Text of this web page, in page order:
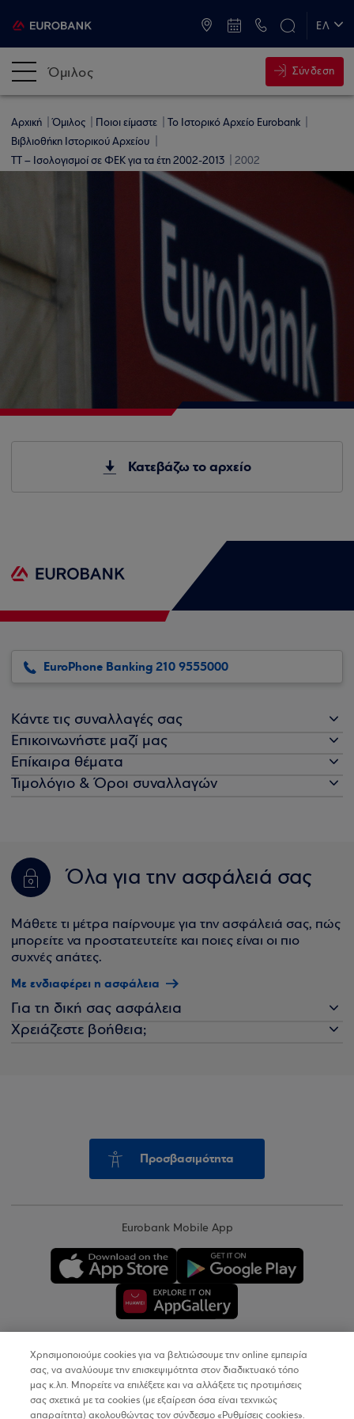
ΕΛ
Όμιλος Σύνδεση
Αρχική Όμιλος Ποιοι είμαστε
Το Ιστορικό Αρχείο Eurobank
Βιβλιοθήκη Ιστορικού Αρχείου
ΤΤ – Ισολογισμοί σε ΦΕΚ για τα έτη 2002-2013
2002
Κατεβάζω το αρχείο
EuroPhone Banking 210 9555000
Κάντε τις συναλλαγές σας
Επικοινωνήστε μαζί μας
Επίκαιρα θέματα
Τιμολόγιο & Όροι συναλλαγών
Όλα για την ασφάλειά σας
Μάθετε τι μέτρα παίρνουμε για την ασφάλειά σας, πώς
μπορείτε να προστατευτείτε και ποιες είναι οι πιο
συχνές απάτες.
Με ενδιαφέρει η ασφάλεια
Για τη δική σας ασφάλεια
Χρειάζεστε βοήθεια;
Προσβασιμότητα
Eurobank Mobile App
Copyright © 2026
Όροι Χρήσης
Χρησιμοποιούμε cookies για να βελτιώσουμε την online εμπειρία
σας, να αναλύουμε την επισκεψιμότητα στον διαδικτυακό τόπο
μας κ.λπ. Μπορείτε να επιλέξετε και να αλλάξετε τις προτιμήσεις
σας σχετικά με τα cookies (με εξαίρεση όσα είναι τεχνικώς
απαραίτητα) ακολουθώντας τον σύνδεσμο «Ρυθμίσεις cookies».